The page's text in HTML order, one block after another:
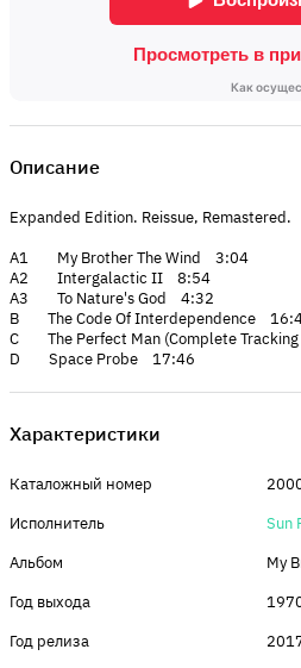
Описание
Expanded Edition. Reissue, Remastered.
A1 My Brother The Wind 3:04
A2 Intergalactic II 8:54
A3 To Nature's God 4:32
B The Code Of Interdependence
C The Perfect Man (Complete
D Space Probe 17:46
Характеристики
Каталожный номер
Исполнитель
Sun
Альбом
My
Год выхода
Год релиза